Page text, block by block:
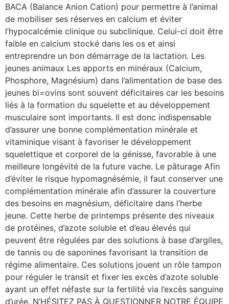
BACA (Balance Anion Cation) pour permettre à l’animal
de mobiliser ses réserves en calcium et éviter
l’hypocalcémie clinique ou subclinique. Celui-ci doit être
faible en calcium stocké dans les os et ainsi
entreprendre un bon démarrage de la lactation. Les
jeunes animaux Les apports en minéraux (Calcium,
Phosphore, Magnésium) dans l’alimentation de base des
jeunes bi=ovins sont souvent déficitaires car les besoins
liés à la formation du squelette et au développement
musculaire sont importants. Il est donc indispensable
d’assurer une bonne complémentation minérale et
vitaminique visant à favoriser le développement
squelettique et corporel de la génisse, favorable à une
meilleure longévité de la future vache. Le pâturage Afin
d’éviter le risque hypomagnésémie, il faut conserver une
complémentation minérale afin d’assurer la couverture
des besoins en magnésium, déficitaire dans l’herbe
jeune. Cette herbe de printemps présente des niveaux
de protéines, d’azote soluble et d’eau élevés qui
peuvent être régulées par des solutions à base d’argiles,
de tannis ou de saponines favorisant la transition de
régime alimentaire. Ces solutions jouent un rôle tampon
pour réguler le transit et fixer les excès d’azote soluble
ayant un effet néfaste sur la fertilité via l’excès sanguine
d’urée. N’HÉSITEZ PAS À QUESTIONNER NOTRE ÉQUIPE